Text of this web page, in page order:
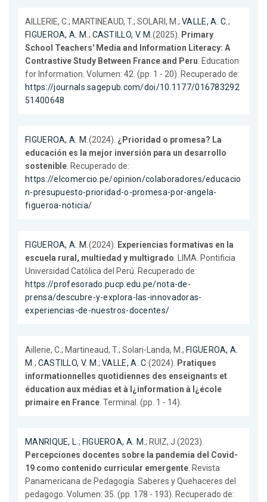
AILLERIE, C.; MARTINEAUD, T.; SOLARI, M.; VALLE, A. C.;
FIGUEROA, A. M.; CASTILLO, V. M.(2025). Primary
School Teachers' Media and Information Literacy: A
Contrastive Study Between France and Peru. Education
for Information. Volumen: 42. (pp. 1 - 20). Recuperado de:
https://journals.sagepub.com/doi/10.1177/016783292
51400648
FIGUEROA, A. M.(2024). ¿Prioridad o promesa? La
educación es la mejor inversión para un desarrollo
sostenible. Recuperado de:
https://elcomercio.pe/opinion/colaboradores/educacio
n-presupuesto-prioridad-o-promesa-por-angela-
figueroa-noticia/
FIGUEROA, A. M.(2024). Experiencias formativas en la
escuela rural, multiedad y multigrado. LIMA. Pontificia
Universidad Católica del Perú. Recuperado de:
https://profesorado.pucp.edu.pe/nota-de-
prensa/descubre-y-explora-las-innovadoras-
experiencias-de-nuestros-docentes/
Aillerie, C.; Martineaud, T.; Solari-Landa, M.; FIGUEROA, A.
M.; CASTILLO, V. M.;VALLE, A. C.(2024). Pratiques
informationnelles quotidiennes des enseignants et
éducation aux médias et à l¿information à l¿école
primaire en France. Terminal. (pp. 1 - 14).
MANRIQUE, L.; FIGUEROA, A. M.; RUIZ, J.(2023).
Percepciones docentes sobre la pandemia del Covid-
19 como contenido curricular emergente. Revista
Panamericana de Pedagogía. Saberes y Quehaceres del
pedagogo. Volumen: 35. (pp. 178 - 193). Recuperado de: